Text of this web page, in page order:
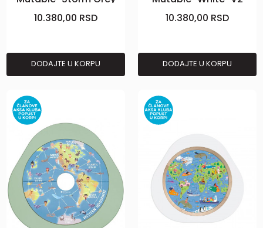
V2"
10.380,00 RSD
DODAJTE U KORPU
10.380,00 RSD
DODAJTE U KORPU